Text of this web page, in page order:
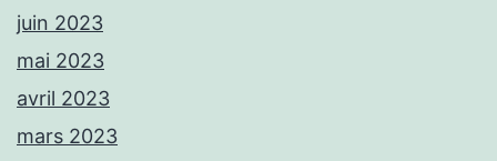
juin 2023
mai 2023
avril 2023
mars 2023